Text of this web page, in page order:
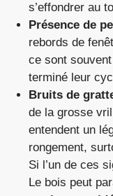
s’effondrer au
Présence de
rebords de
ce sont
terminé leur
Bruits de
de la grosse
entendent un
rongement,
Si l’un de ces
Le bois peut